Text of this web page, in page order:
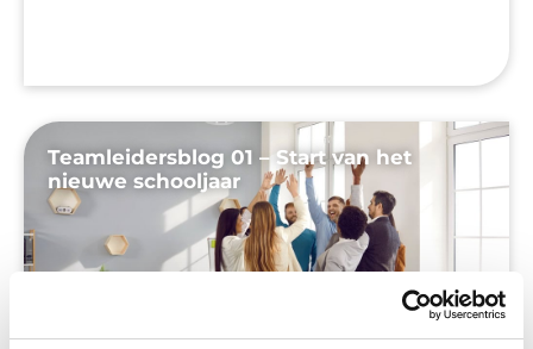
Teamleidersblog 01 – Start van het
nieuwe schooljaar